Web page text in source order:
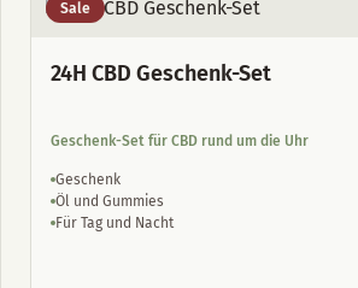
Sale
24H CBD Geschenk-Set
Geschenk-Set für CBD rund um die Uhr
Geschenk
Öl und Gummies
Für Tag und Nacht